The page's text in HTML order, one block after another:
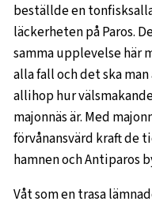
beställde en
läckerheten på Paros.
samma upplevelse här
alla fall och det ska
allihop hur
majonnäs är. Med
förvånansvärd kraft
hamnen och Antiparos
Våt som en trasa